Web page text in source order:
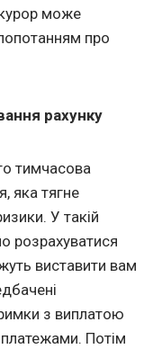
може
про
рахунку
тимчасова
яка тягне
У такій
розрахуватися
виставити вам
з виплатою
Потім